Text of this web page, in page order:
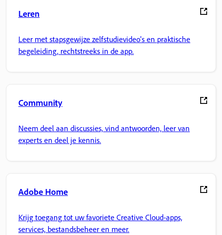
Leren
Leer met stapsgewijze zelfstudievideo's en praktische
begeleiding, rechtstreeks in de app.
Community
Neem deel aan discussies, vind antwoorden, leer van
experts en deel je kennis.
Adobe Home
Krijg toegang tot uw favoriete Creative Cloud-apps,
services, bestandsbeheer en meer.